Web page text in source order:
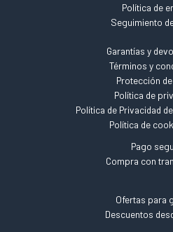
Política de
Seguimiento
Garantías y
Términos y
Protección
Política de
Política de Privacidad
Política de
Pago
Compra con
Ofertas para
Descuentos